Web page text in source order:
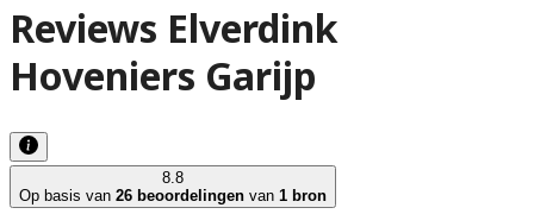
Reviews Elverdink
Hoveniers Garijp
8.8
Op basis van 26 beoordelingen van 1 bron